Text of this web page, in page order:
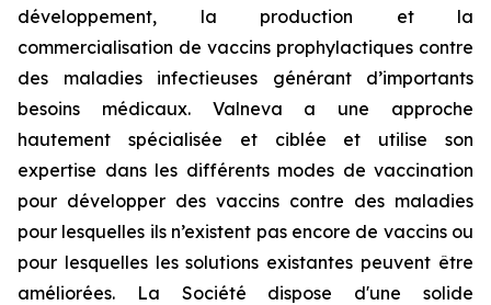
développement, la production et la
commercialisation de vaccins prophylactiques contre
des maladies infectieuses générant d’importants
besoins médicaux. Valneva a une approche
hautement spécialisée et ciblée et utilise son
expertise dans les différents modes de vaccination
pour développer des vaccins contre des maladies
pour lesquelles ils n’existent pas encore de vaccins ou
pour lesquelles les solutions existantes peuvent être
améliorées. La Société dispose d'une solide